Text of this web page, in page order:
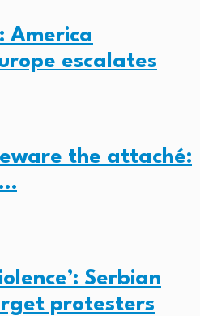
America
escalates
the attaché:
Serbian
protesters